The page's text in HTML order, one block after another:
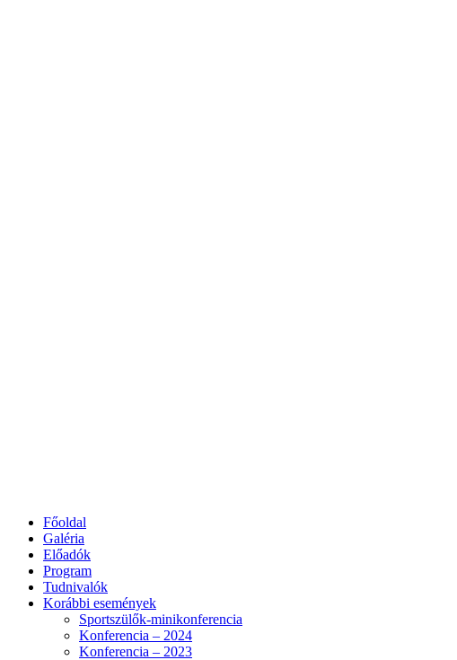
Főoldal
Galéria
Előadók
Program
Tudnivalók
Korábbi események
Sportszülők-minikonferencia
Konferencia – 2024
Konferencia – 2023